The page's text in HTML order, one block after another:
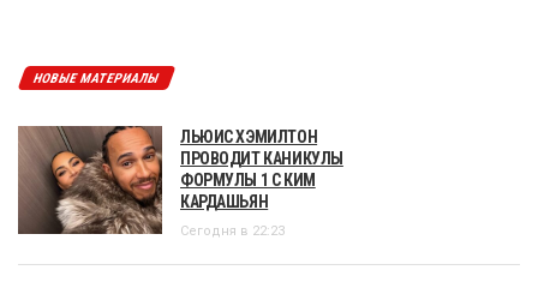
НОВЫЕ МАТЕРИАЛЫ
ЛЬЮИС ХЭМИЛТОН
ПРОВОДИТ КАНИКУЛЫ
ФОРМУЛЫ 1 С КИМ
КАРДАШЬЯН
Сегодня в 22:23